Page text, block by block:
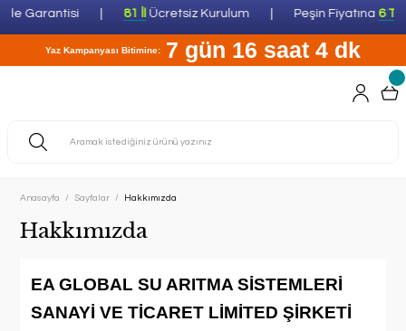
Garantisi 81 İlÜcretsiz Kurulum Peşin Fiyatına6
Yaz Kampanyası Bitimine: 7 gün 16 saat 4 dk
Anasayfa Sayfalar Hakkımızda
Hakkımızda
EA GLOBAL SU ARITMA SİSTEMLERİ
SANAYİ VE TİCARET LİMİTED ŞİRKETİ